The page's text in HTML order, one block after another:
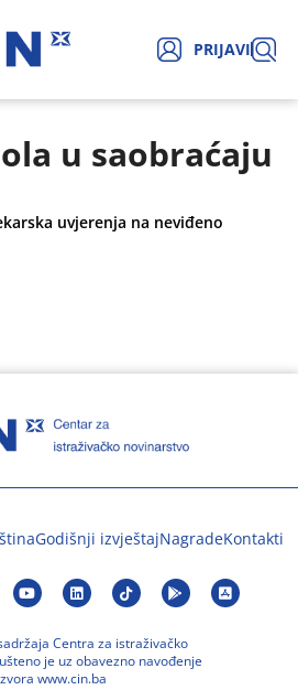
PRIJAVI
u saobraćaju
uvjerenja na neviđeno
Godišnji izvještajNagradeKontakti
Centra za istraživačko
je uz obavezno navođenje
www.cin.ba